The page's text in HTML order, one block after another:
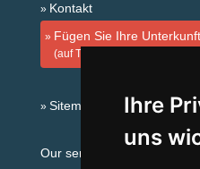
Ihre
uns
Kontakt
Fügen Sie Ihre
(auf Tschechisch)
Sitemap
Our servers: